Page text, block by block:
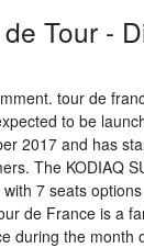
Tour -
tour de
to be
2017 and has
The KODIAQ
7 seats
de France is a
during the month